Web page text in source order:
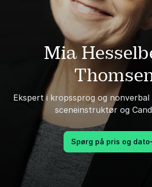
Mia
Ekspert i kropssprog og
sceneinstruktør og
Spørg på pris og dato